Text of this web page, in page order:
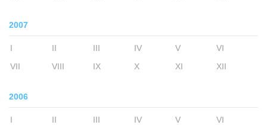
2007
I II III IV V
VI
VII
VIII IX X XI XII
2006
I II III IV V
VI